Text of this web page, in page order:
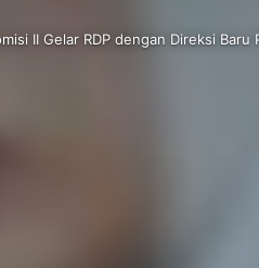
II Gelar RDP dengan Direksi Baru